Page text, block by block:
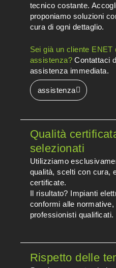
tecnico costante.
proponiamo soluzioni
cura di ogni dettaglio.
Sei già un cliente
assistenza? Contattaci
assistenza immediata.
assistenza
Qualità
selezionati
Utilizziamo
qualità, scelti con cura,
certificate.
Il risultato? Impianti
conformi alle
professionisti qualificati.
Rispetto delle